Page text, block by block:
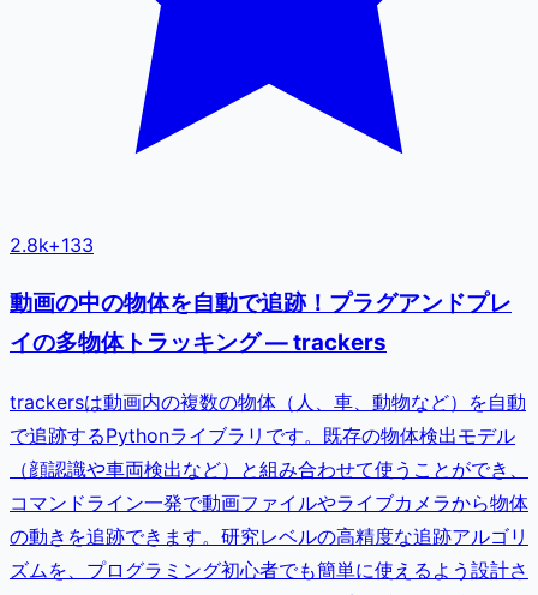
2.8k+133
動画の中の物体を自動で追跡！プラグアンドプレ
イの多物体トラッキング — trackers
trackersは動画内の複数の物体（人、車、動物など）を自動
で追跡するPythonライブラリです。既存の物体検出モデル
（顔認識や車両検出など）と組み合わせて使うことができ、
コマンドライン一発で動画ファイルやライブカメラから物体
の動きを追跡できます。研究レベルの高精度な追跡アルゴリ
ズムを、プログラミング初心者でも簡単に使えるよう設計さ